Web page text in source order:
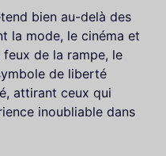
bien au-delà des
la mode, le cinéma et
feux de la rampe, le
de liberté
attirant ceux qui
inoubliable dans